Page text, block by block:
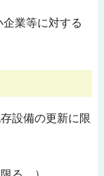
業等に対する
設備の更新に限